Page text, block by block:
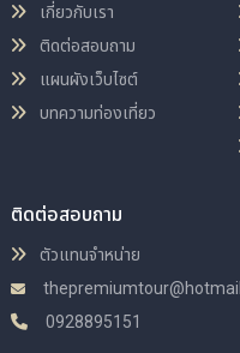
เกี่ยวกับเรา
ติดต่อสอบถาม
แผนผังเว็บไซต์
บทความท่องเที่ยว
ติดต่อสอบถาม
ตัวแทนจำหน่าย
0928895151